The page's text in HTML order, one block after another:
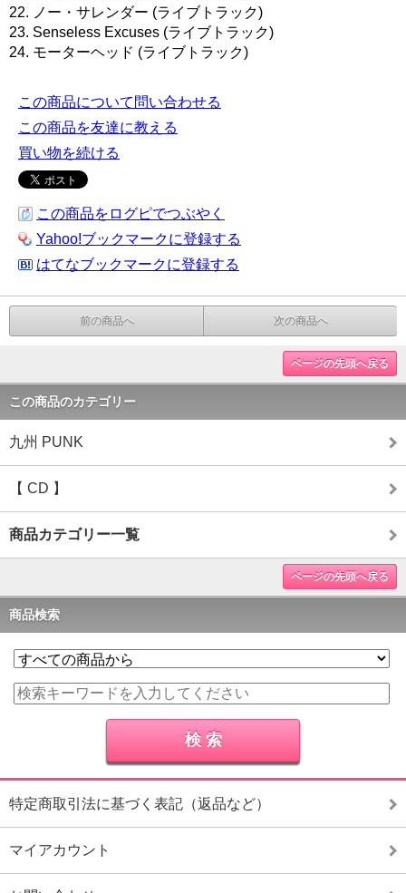
22. ノー・サレンダー (ライブトラック)
23. Senseless Excuses (ライブトラック)
24. モーターヘッド (ライブトラック)
この商品について問い合わせる
この商品を友達に教える
買い物を続ける
この商品をログピでつぶやく
Yahoo!ブックマークに登録する
はてなブックマークに登録する
前の商品へ 次の商品へ
ページの先頭へ戻る
この商品のカテゴリー
九州 PUNK
【 CD 】
商品カテゴリー一覧
ページの先頭へ戻る
商品検索
特定商取引法に基づく表記（返品など）
マイアカウント